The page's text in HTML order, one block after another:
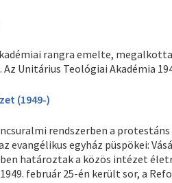
rangra emelte,
Unitárius Teológiai Akadémia
(1949-)
rendszerben a
evangélikus egyház püspökei:
határoztak a közös intézet
február 25-én került sor, a